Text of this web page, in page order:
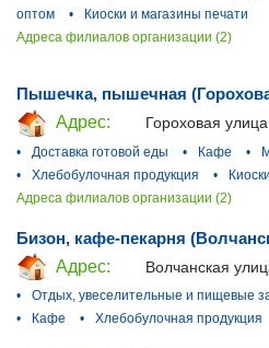
оптом
•
Киоски и магазины печати
Адреса филиалов организации (2)
Пышечка, пышечная
Адрес:
Гороховая
•
Доставка готовой еды • Кафе •
•
Хлебобулочная продукция •
Адреса филиалов организации (2)
Бизон, кафе-пекарня
Адрес:
Волчанская
•
Отдых, увеселительные и пищевые
•
Кафе • Хлебобулочная продукция